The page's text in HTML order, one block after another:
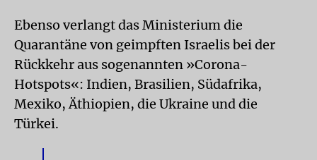
Ebenso verlangt das Ministerium die
Quarantäne von geimpften Israelis bei der
Rückkehr aus sogenannten »Corona-
Hotspots«: Indien, Brasilien, Südafrika,
Mexiko, Äthiopien, die Ukraine und die
Türkei.